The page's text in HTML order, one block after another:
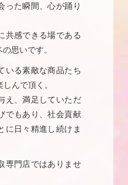
った瞬間、心が踊り
共感できる場である
思いです。
いる素敵な商品たち
んで頂く。
え、満足していただ
でもあり、社会貢献
に日々精進し続けま
専門店ではありませ